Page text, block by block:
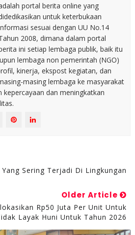
portal berita online yang
untuk keterbukaan
sesuai dengan UU No.14
2008, dimana dalam portal
ini setiap lembaga publik, baik itu
lembaga non pemerintah (NGO)
kinerja, ekspost kegiatan, dan
masing lembaga ke masyarakat
kepercayaan dan meningkatkan
Sering Terjadi Di Lingkungan
Older Article
Rp50 Juta Per Unit Untuk
Layak Huni Untuk Tahun 2026